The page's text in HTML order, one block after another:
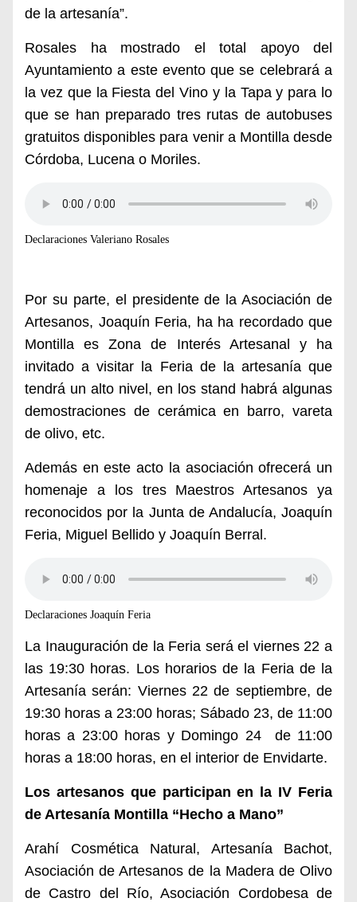
de la artesanía”.
Rosales ha mostrado el total apoyo del
Ayuntamiento a este evento que se celebrará a
la vez que la Fiesta del Vino y la Tapa y para lo
que se han preparado tres rutas de autobuses
gratuitos disponibles para venir a Montilla desde
Córdoba, Lucena o Moriles.
Declaraciones Valeriano Rosales
Por su parte, el presidente de la Asociación de
Artesanos, Joaquín Feria, ha ha recordado que
Montilla es Zona de Interés Artesanal y ha
invitado a visitar la Feria de la artesanía que
tendrá un alto nivel, en los stand habrá algunas
demostraciones de cerámica en barro, vareta
de olivo, etc.
Además en este acto la asociación ofrecerá un
homenaje a los tres Maestros Artesanos ya
reconocidos por la Junta de Andalucía, Joaquín
Feria, Miguel Bellido y Joaquín Berral.
Declaraciones Joaquín Feria
La Inauguración de la Feria será el viernes 22 a
las 19:30 horas. Los horarios de la Feria de la
Artesanía serán: Viernes 22 de septiembre, de
19:30 horas a 23:00 horas; Sábado 23, de 11:00
horas a 23:00 horas y Domingo 24 de 11:00
horas a 18:00 horas, en el interior de Envidarte.
Los artesanos que participan en la IV Feria
de Artesanía Montilla “Hecho a Mano”
Arahí Cosmética Natural, Artesanía Bachot,
Asociación de Artesanos de la Madera de Olivo
de Castro del Río, Asociación Cordobesa de